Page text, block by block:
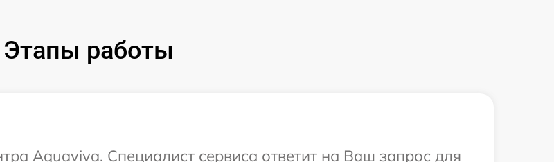
Этапы работы
Aquaviva. Специалист сервиса ответит на Ваш запрос для